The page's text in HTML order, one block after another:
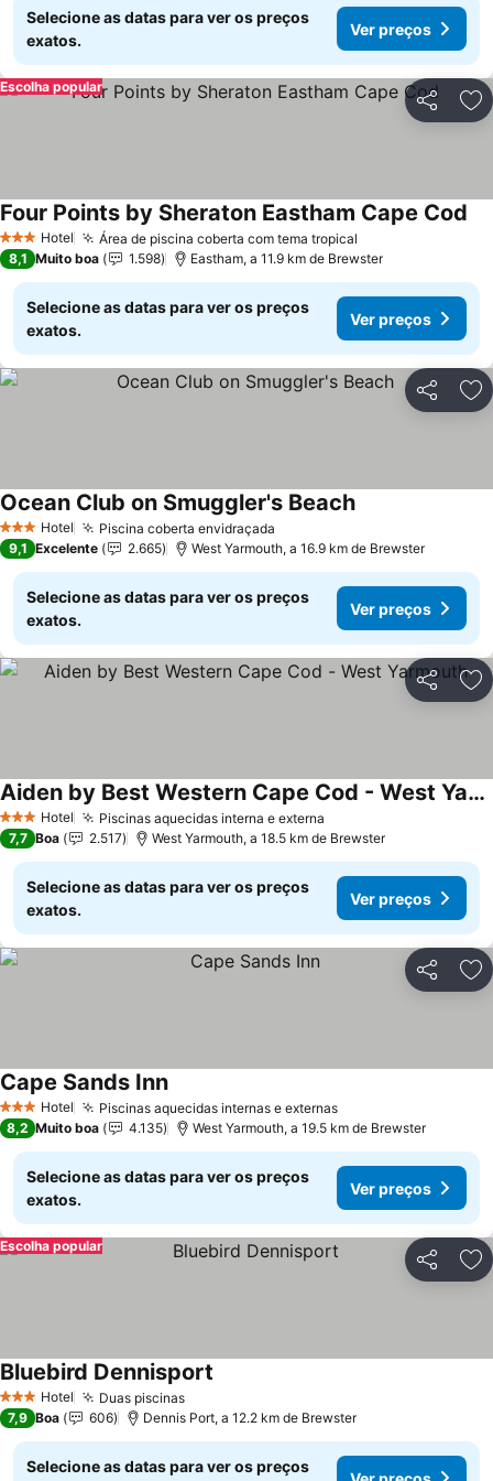
Selecione as datas para ver os preços
exatos.
Ver preços
Partilhar
Escolha popular
3 EstrelasHotel Área de piscina coberta com tema tropical
Four Points by Sheraton Eastham Cape Cod
8,1 Muito boa 1.598 Eastham, a 11.9 km de Brewster
Selecione as datas para ver os preços
exatos.
Ver preços
Partilhar
3 EstrelasHotel Piscina coberta envidraçada
Ocean Club on Smuggler's BeachVer preços
9,1 Excelente 2.665 West Yarmouth, a 16.9 km de Brewster
Selecione as datas para ver os preços
exatos.
Ver preços
Partilhar
3 EstrelasHotel Piscinas aquecidas interna e externa
Aiden by Best Western Cape Cod - West Yarmouth
Ver preços
7,7 Boa 2.517 West Yarmouth, a 18.5 km de Brewster
Selecione as datas para ver os preços
exatos.
Ver preços
Partilhar
3 EstrelasHotel Piscinas aquecidas internas e externasVer preços
Cape Sands InnVer preços
8,2 Muito boa 4.135 West Yarmouth, a 19.5 km de Brewster
Selecione as datas para ver os preços
exatos.
Ver preços
Partilhar
Escolha popular
3 EstrelasHotel Duas piscinasVer preços
Bluebird Dennisport
7,9 Boa 606 Dennis Port, a 12.2 km de Brewster
Selecione as datas para ver os preços